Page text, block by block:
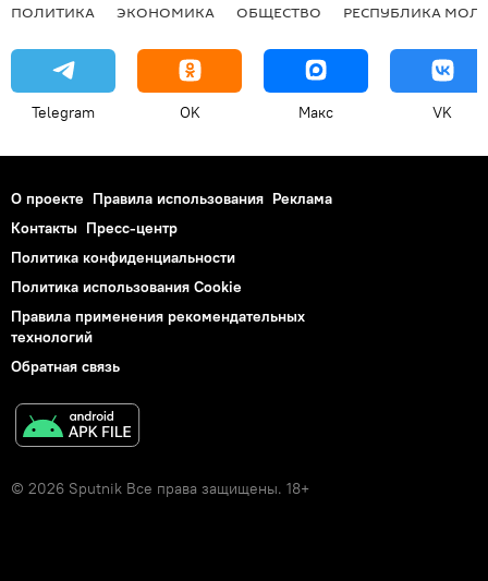
ПОЛИТИКА ЭКОНОМИКА ОБЩЕСТВО РЕСПУБЛИКА
Telegram OK Макс VK
О проекте Правила использования Реклама
Контакты Пресс-центр
Политика конфиденциальности
Политика использования Cookie
Правила применения рекомендательных
технологий
Обратная связь
© 2026 Sputnik Все права защищены. 18+